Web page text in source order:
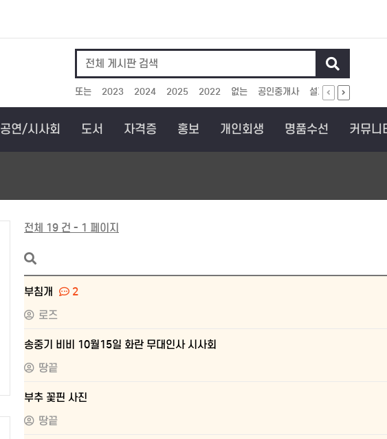
인기검색어
또는 2023 2024 2025 2022 없는 공인중개사 설계 보상 아이
공연/시사회 도서 자격증 홍보 개인회생 명품수선 커뮤니
전체 19 건 - 1 페이지
부침개
2
로즈
송중기 비비 10월15일 화란 무대인사 시사회
땅끝
부추 꽃핀 사진
땅끝